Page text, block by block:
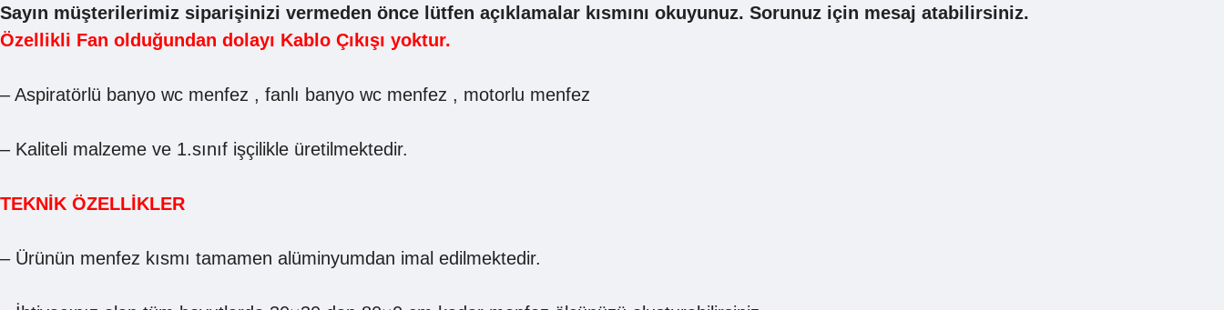
Sayın müşterilerimiz siparişinizi vermeden önce lütfen açıklamalar kısmını okuyunuz. Sorunuz için mesaj atabilirsiniz.
Özellikli Fan olduğundan dolayı Kablo Çıkışı yoktur.
– Aspiratörlü banyo wc menfez , fanlı banyo wc menfez , motorlu menfez
– Kaliteli malzeme ve 1.sınıf işçilikle üretilmektedir.
TEKNİK ÖZELLİKLER
– Ürünün menfez kısmı tamamen alüminyumdan imal edilmektedir.